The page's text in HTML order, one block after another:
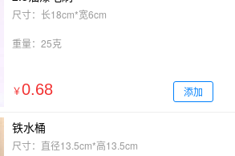
尺寸：长18cm*宽6cm
重量：25克
￥0.68 添加
铁水桶
尺寸：直径13.5cm*高13.5cm